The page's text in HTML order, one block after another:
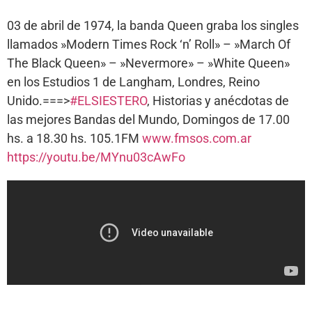
03 de abril de 1974, la banda Queen graba los singles
llamados »Modern Times Rock ‘n’ Roll» – »March Of
The Black Queen» – »Nevermore» – »White Queen»
en los Estudios 1 de Langham, Londres, Reino
Unido.===>#ELSIESTERO, Historias y anécdotas de
las mejores Bandas del Mundo, Domingos de 17.00
hs. a 18.30 hs. 105.1FM www.fmsos.com.ar
https://youtu.be/MYnu03cAwFo